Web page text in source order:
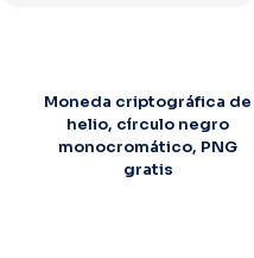
Moneda criptográfica de
helio, círculo negro
monocromático, PNG
gratis